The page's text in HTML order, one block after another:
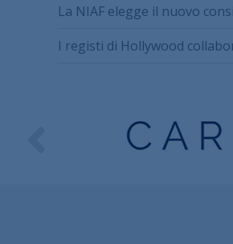
La NIAF elegge il nuovo
I registi di Hollywood